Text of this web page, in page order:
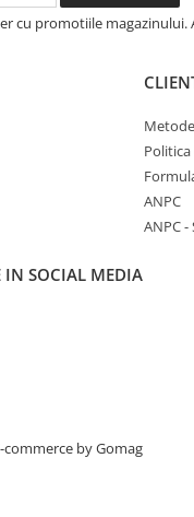
cu promotiile magazinului.
ANPC
ANPC -
IN SOCIAL MEDIA
commerce by Gomag